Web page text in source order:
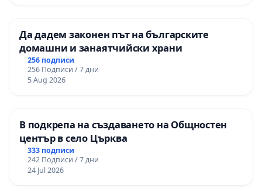
Да дадем законен път на българските
домашни и занаятчийски храни
256 подписи
256 Подписи / 7 дни
5 Aug 2026
В подкрепа на създаването на Общностен
център в село Църква
333 подписи
242 Подписи / 7 дни
24 Jul 2026